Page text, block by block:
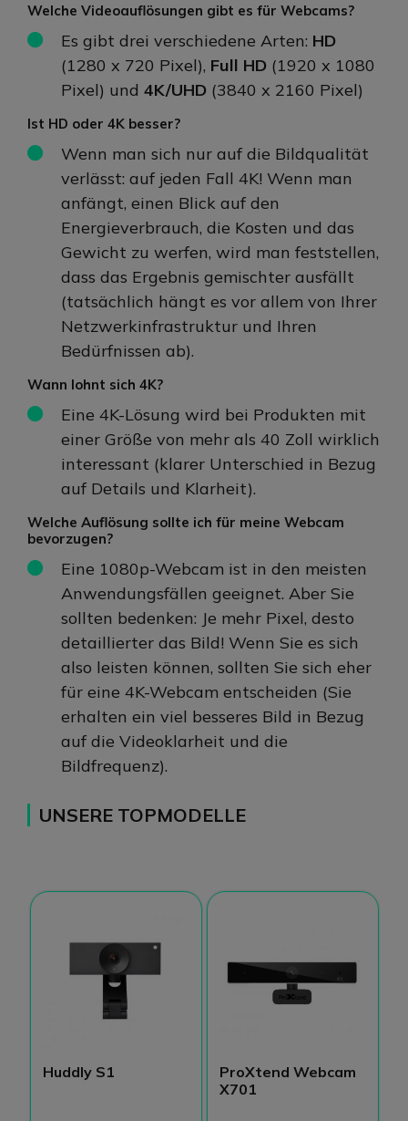
Welche Videoauflösungen gibt es für Webcams?
Es gibt drei verschiedene Arten: HD
(1280 x 720 Pixel), Full HD (1920 x 1080
Pixel) und 4K/UHD (3840 x 2160 Pixel)
Ist HD oder 4K besser?
Wenn man sich nur auf die Bildqualität
verlässt: auf jeden Fall 4K! Wenn man
anfängt, einen Blick auf den
Energieverbrauch, die Kosten und das
Gewicht zu werfen, wird man feststellen,
dass das Ergebnis gemischter ausfällt
(tatsächlich hängt es vor allem von Ihrer
Netzwerkinfrastruktur und Ihren
Bedürfnissen ab).
Wann lohnt sich 4K?
Eine 4K-Lösung wird bei Produkten mit
einer Größe von mehr als 40 Zoll wirklich
interessant (klarer Unterschied in Bezug
auf Details und Klarheit).
Welche Auflösung sollte ich für meine Webcam
bevorzugen?
Eine 1080p-Webcam ist in den meisten
Anwendungsfällen geeignet. Aber Sie
sollten bedenken: Je mehr Pixel, desto
detaillierter das Bild! Wenn Sie es sich
also leisten können, sollten Sie sich eher
für eine 4K-Webcam entscheiden (Sie
erhalten ein viel besseres Bild in Bezug
auf die Videoklarheit und die
Bildfrequenz).
UNSERE TOPMODELLE
Huddly S1
ProXtend Webcam
X701